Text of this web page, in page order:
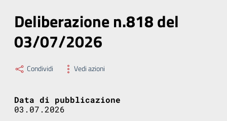
Deliberazione n.818 del
03/07/2026
Condividi Vedi azioni
Data di pubblicazione
03.07.2026